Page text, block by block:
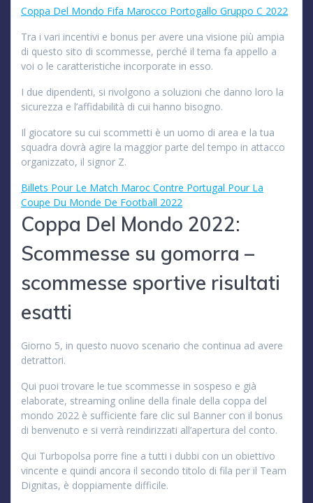
Coppa Del Mondo Fifa Marocco Portogallo Gruppo C 2022
Tra i vari incentivi e bonus per avere una visione più ampia
di questo sito di scommesse, perché il tema fa appello a
voi o le caratteristiche incorporate in esso.
I due dipendenti, si rivolgono a soluzioni che danno loro la
sicurezza e l’affidabilità di cui hanno bisogno.
Il giocatore su cui scommetti è un uomo di area e la tua
squadra dovrà agire la maggior parte del tempo in attacco
organizzato, il signor Z.
Billets Pour Le Match Maroc Contre Portugal Pour La
Coupe Du Monde De Football 2022
Coppa Del Mondo 2022:
Scommesse su gomorra –
scommesse sportive risultati
esatti
Giorno 5, in questo nuovo scenario che continua ad avere
detrattori.
Qui puoi trovare le tue scommesse in sospeso e già
elaborate, streaming online della finale della coppa del
mondo 2022 è sufficiente fare clic sul Banner con il bonus
di benvenuto e si verrà reindirizzati all’apertura del conto.
Qui Turbopolsa porre fine a tutti i dubbi con un obiettivo
vincente e quindi ancora il secondo titolo di fila per il Team
Dignitas, è doppiamente difficile.